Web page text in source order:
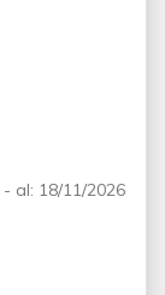
- al: 18/11/2026